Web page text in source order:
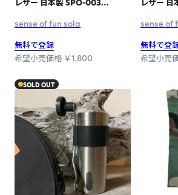
レザー 日本製 SPO-003
sense of fun sola
無料で登録
希望小売価格 ￥1,800
レザー
sense of
無料で登
希望小売
SOLD OUT